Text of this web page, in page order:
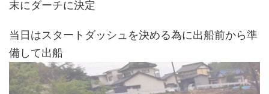
末にダーチに決定
当日はスタートダッシュを決める為に出船前から準
備して出船